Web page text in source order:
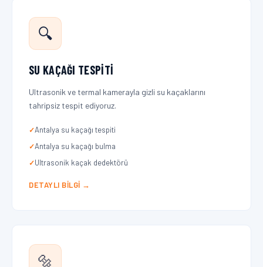
🔍
SU KAÇAĞI TESPITI
Ultrasonik ve termal kamerayla gizli su kaçaklarını
tahripsiz tespit ediyoruz.
Antalya su kaçağı tespiti
Antalya su kaçağı bulma
Ultrasonik kaçak dedektörü
DETAYLI BILGI →
🔩